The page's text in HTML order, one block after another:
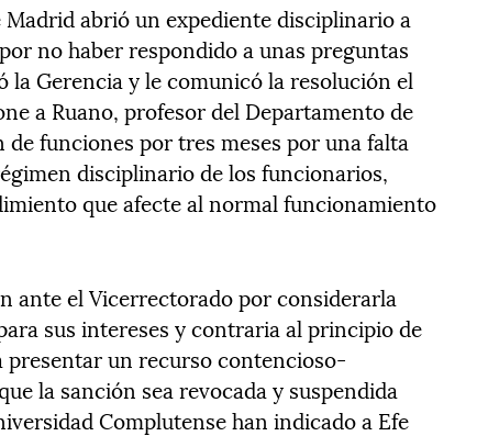
abrió un expediente disciplinario a
no haber respondido a unas preguntas
la Gerencia y le comunicó la resolución el
a Ruano, profesor del Departamento de
funciones por tres meses por una falta
disciplinario de los funcionarios,
que afecte al normal funcionamiento
ante el Vicerrectorado por considerarla
sus intereses y contraria al principio de
presentar un recurso contencioso-
la sanción sea revocada y suspendida
Complutense han indicado a Efe